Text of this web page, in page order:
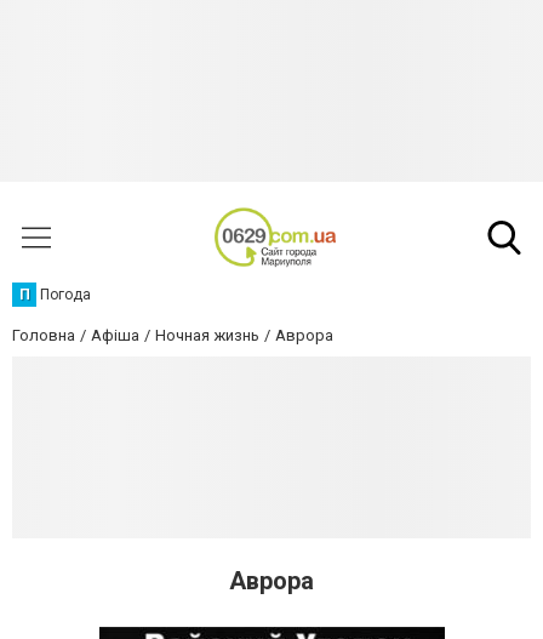
П Погода
Головна Афіша Ночная жизнь Аврора
Аврора